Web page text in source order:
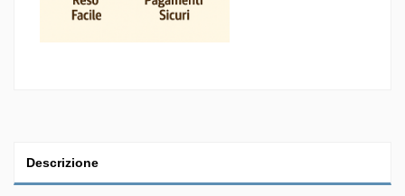
Descrizione